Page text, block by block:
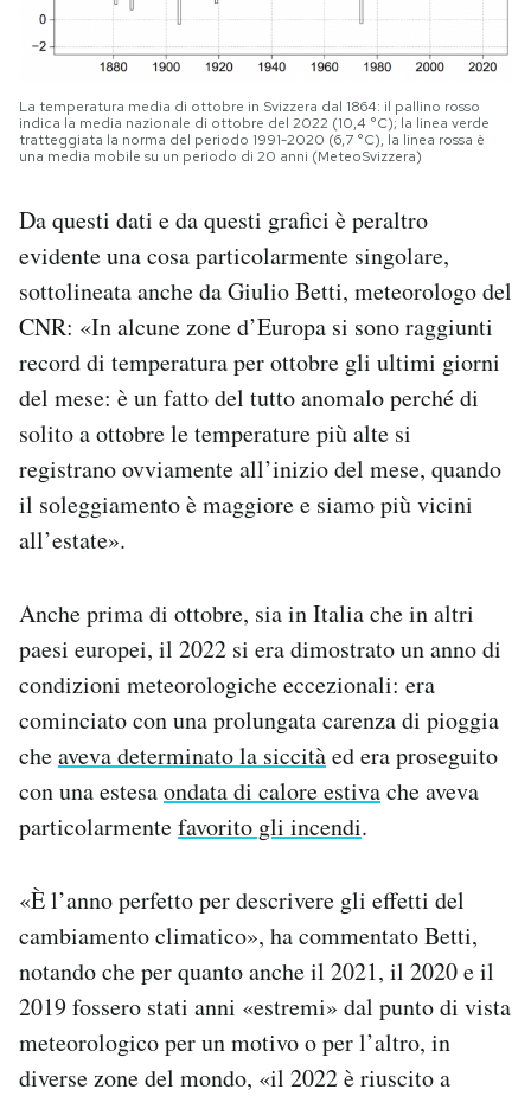
La temperatura media di ottobre in Svizzera dal 1864: il pallino rosso
indica la media nazionale di ottobre del 2022 (10,4 °C); la linea verde
tratteggiata la norma del periodo 1991-2020 (6,7 °C), la linea rossa è
una media mobile su un periodo di 20 anni (MeteoSvizzera)
Da questi dati e da questi grafici è peraltro
evidente una cosa particolarmente singolare,
sottolineata anche da Giulio Betti, meteorologo del
CNR: «In alcune zone d’Europa si sono raggiunti
record di temperatura per ottobre gli ultimi giorni
del mese: è un fatto del tutto anomalo perché di
solito a ottobre le temperature più alte si
registrano ovviamente all’inizio del mese, quando
il soleggiamento è maggiore e siamo più vicini
all’estate».
Anche prima di ottobre, sia in Italia che in altri
paesi europei, il 2022 si era dimostrato un anno di
condizioni meteorologiche eccezionali: era
cominciato con una prolungata carenza di pioggia
cheaveva determinato la siccitàed era proseguito
con una estesaondata di calore estivache aveva
particolarmentefavorito gli incendi.
«È l’anno perfetto per descrivere gli effetti del
cambiamento climatico», ha commentato Betti,
notando che per quanto anche il 2021, il 2020 e il
2019 fossero stati anni «estremi» dal punto di vista
meteorologico per un motivo o per l’altro, in
diverse zone del mondo, «il 2022 è riuscito a